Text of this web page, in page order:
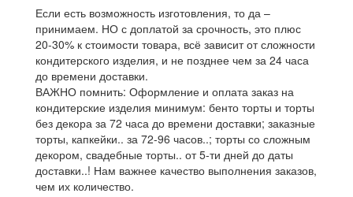
Если есть возможность изготовления, то да –
принимаем. НО с доплатой за срочность, это плюс
20-30% к стоимости товара, всё зависит от сложности
кондитерского изделия, и не позднее чем за 24 часа
до времени доставки.
ВАЖНО помнить: Оформление и оплата заказ на
кондитерские изделия минимум: бенто торты и торты
без декора за 72 часа до времени доставки; заказные
торты, капкейки.. за 72-96 часов..; торты со сложным
декором, свадебные торты.. от 5-ти дней до даты
доставки..! Нам важнее качество выполнения заказов,
чем их количество.